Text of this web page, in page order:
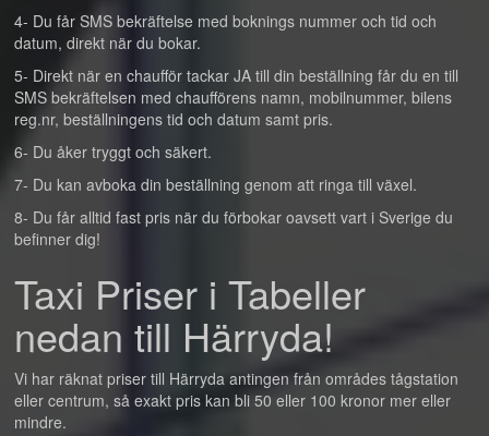
4- Du får SMS bekräftelse med boknings nummer och tid och
datum, direkt när du bokar.
5- Direkt när en chaufför tackar JA till din beställning får du en till
SMS bekräftelsen med chaufförens namn, mobilnummer, bilens
reg.nr, beställningens tid och datum samt pris.
6- Du åker tryggt och säkert.
7- Du kan avboka din beställning genom att ringa till växel.
8- Du får alltid fast pris när du förbokar oavsett vart i Sverige du
befinner dig!
Taxi Priser i Tabeller
nedan till Härryda!
Vi har räknat priser till Härryda antingen från områdes tågstation
eller centrum, så exakt pris kan bli 50 eller 100 kronor mer eller
mindre.